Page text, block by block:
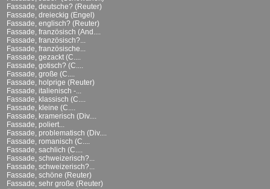
Fassade, deutsche? (Reuter)
Fassade, dreieckig (Engel)
Fassade, englisch? (Reuter)
Fassade, französisch (And....
Fassade, französisch?...
Fassade, französische...
Fassade, gezackt (C....
Fassade, gotisch? (C....
Fassade, große (C....
Fassade, holprige (Reuter)
Fassade, italienisch -...
Fassade, klassisch (C....
Fassade, kleine (C....
Fassade, kramerisch (Div....
Fassade, poliert...
Fassade, problematisch (Div....
Fassade, romanisch (C....
Fassade, sachlich (C....
Fassade, schweizerisch?...
Fassade, schweizerisch?...
Fassade, schöne (Reuter)
Fassade, sehr große (Reuter)